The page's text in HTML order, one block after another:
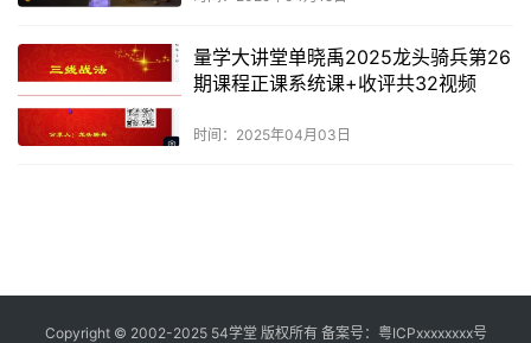
量学大讲堂单晓禹2025龙头骑兵第26
期课程正课系统课+收评共32视频
时间：2025年04月03日
Copyright © 2002-2025 54学堂 版权所有 备案号： 粤ICPxxxxxxxx号